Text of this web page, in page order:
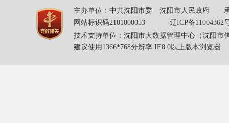
主办单位：中共沈阳市委 沈阳市人民政府 承
网站标识码2101000053
辽ICP备11004362
技术支持单位：沈阳市大数据管理中心（沈阳市
建议使用1366*768分辨率 IE8.0以上版本浏览器